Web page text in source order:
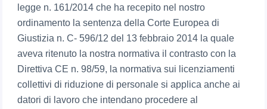
legge n. 161/2014 che ha recepito nel nostro
ordinamento la sentenza della Corte Europea di
Giustizia n. C- 596/12 del 13 febbraio 2014 la quale
aveva ritenuto la nostra normativa il contrasto con la
Direttiva CE n. 98/59, la normativa sui licenziamenti
collettivi di riduzione di personale si applica anche ai
datori di lavoro che intendano procedere al